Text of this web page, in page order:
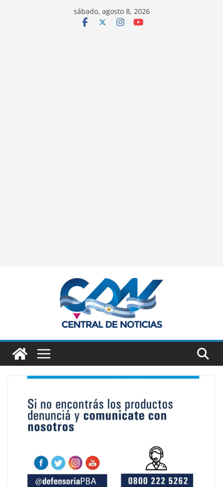
sábado, agosto 8, 2026